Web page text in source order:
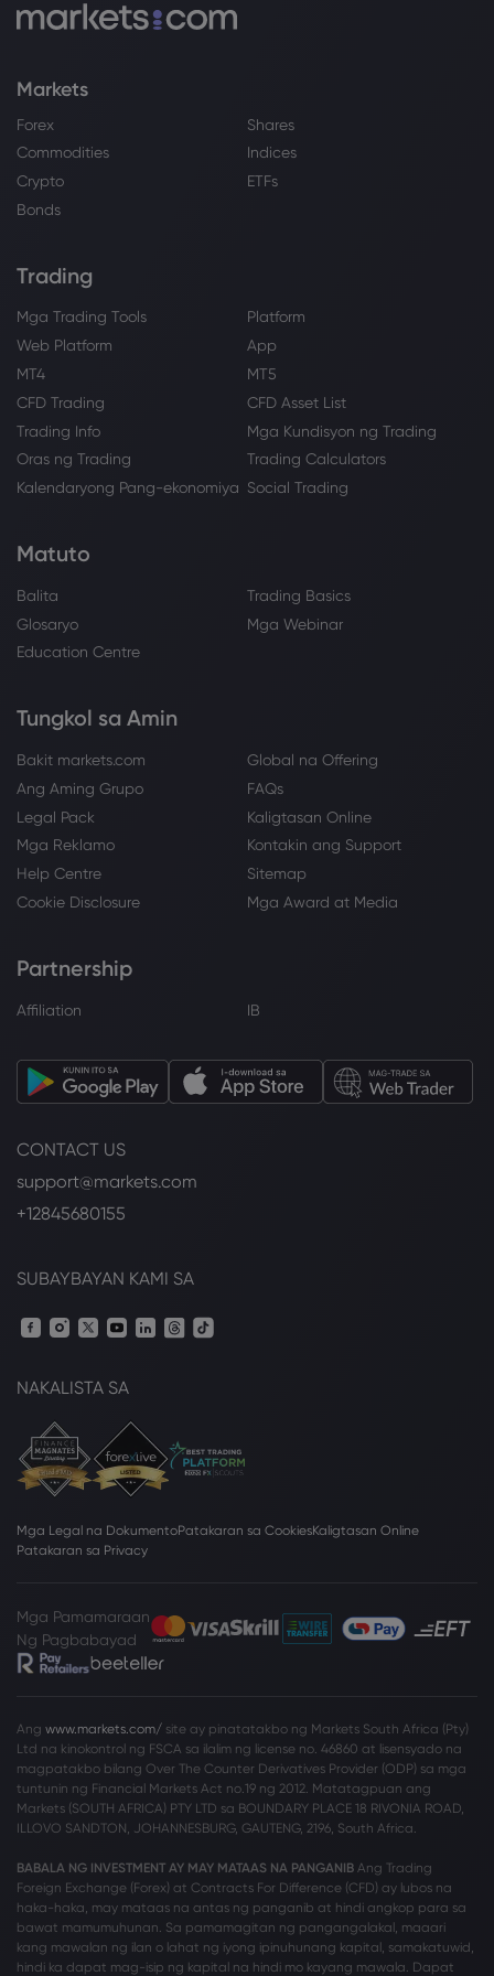
Markets
Forex
Shares
Commodities
Indices
Crypto
ETFs
Bonds
Trading
Mga Trading Tools
Platform
Web Platform
App
MT4
MT5
CFD Trading
CFD Asset List
Trading Info
Mga Kundisyon ng Trading
Oras ng Trading
Trading Calculators
Kalendaryong Pang-ekonomiya Social Trading
Matuto
Balita
Trading Basics
Glosaryo
Mga Webinar
Education Centre
Tungkol sa Amin
Bakit markets.com
Global na Offering
Ang Aming Grupo
FAQs
Legal Pack
Kaligtasan Online
Mga Reklamo
Kontakin ang Support
Help Centre
Sitemap
Cookie Disclosure
Mga Award at Media
Partnership
Affiliation IB
CONTACT US
support@markets.com
+12845680155
SUBAYBAYAN KAMI SA
NAKALISTA SA
Mga Legal na DokumentoPatakaran sa CookiesKaligtasan Online
Patakaran sa Privacy
Mga Pamamaraan
Ng Pagbabayad
Ang www.markets.com/ site ay pinatatakbo ng Markets South Africa (Pty)
Ltd na kinokontrol ng FSCA sa ilalim ng license no. 46860 at lisensyado na
magpatakbo bilang Over The Counter Derivatives Provider (ODP) sa mga
tuntunin ng Financial Markets Act no.19 ng 2012. Matatagpuan ang
Markets (SOUTH AFRICA) PTY LTD sa BOUNDARY PLACE 18 RIVONIA ROAD,
ILLOVO SANDTON, JOHANNESBURG, GAUTENG, 2196, South Africa.
BABALA NG INVESTMENT AY MAY MATAAS NA PANGANIB Ang Trading
Foreign Exchange (Forex) at Contracts For Difference (CFD) ay lubos na
haka-haka, may mataas na antas ng panganib at hindi angkop para sa
bawat mamumuhunan. Sa pamamagitan ng pangangalakal, maaari
kang mawalan ng ilan o lahat ng iyong ipinuhunang kapital, samakatuwid,
hindi ka dapat mag-isip ng kapital na hindi mo kayang mawala. Dapat